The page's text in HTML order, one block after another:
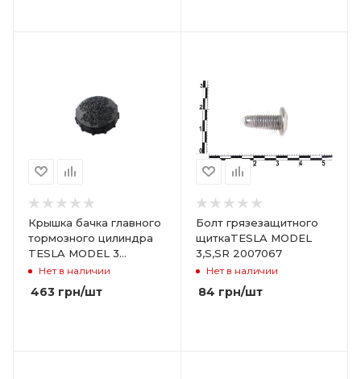
Крышка бачка главного
тормозного цилиндра
TESLA MODEL 3
1044677-00-A
Нет в наличии
463 грн/шт
Болт грязезащитного
щиткаTESLA MODEL
3,S,SR 2007067
Нет в наличии
84 грн/шт